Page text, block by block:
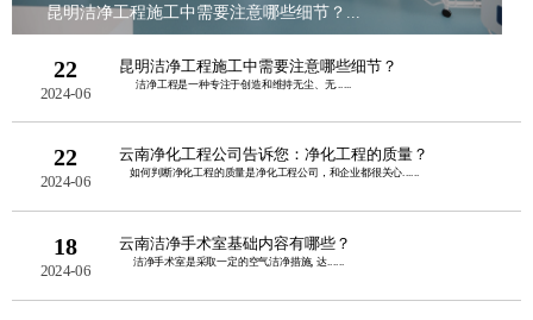
昆明洁净工程施工中需要注意哪些细节？...
22
2024-06
昆明洁净工程施工中需要注意哪些细节？
洁净工程是一种专注于创造和维持无尘、无......
22
2024-06
云南净化工程公司告诉您：净化工程的质量？
如何判断净化工程的质量是净化工程公司，和企业都很关心......
18
2024-06
云南洁净手术室基础内容有哪些？
洁净手术室是采取一定的空气洁净措施, 达......